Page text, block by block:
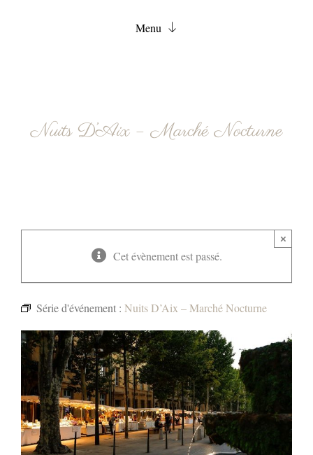
Menu
FAQ
Réservation
Nuits D’Aix – Marché Nocturne
Cet évènement est passé.
×
Série d'événement : Nuits D’Aix – Marché Nocturne